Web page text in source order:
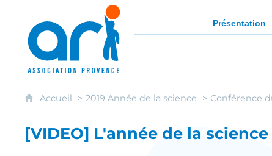
ARI - Association régionale pour
Présentation
Accueil 2019 Année de la science Conférence
[VIDEO] L'année de la